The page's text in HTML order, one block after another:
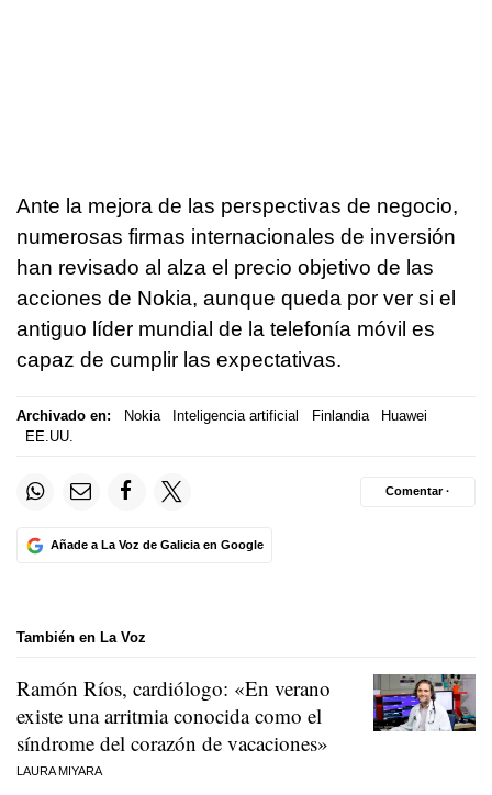
Ante la mejora de las perspectivas de negocio,
numerosas firmas internacionales de inversión
han revisado al alza el precio objetivo de las
acciones de Nokia, aunque queda por ver si el
antiguo líder mundial de la telefonía móvil es
capaz de cumplir las expectativas.
Archivado en: Nokia Inteligencia artificial Finlandia
Huawei
EE.UU.
Añade a La Voz de Galicia en Google
Comentar ·
También en La Voz
Ramón Ríos, cardiólogo: «En verano
existe una arritmia conocida como el
síndrome del corazón de vacaciones»
LAURA MIYARA